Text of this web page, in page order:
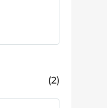
2